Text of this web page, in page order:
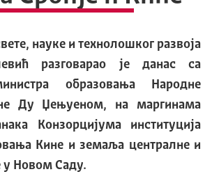
науке и технолошког развоја
разговарао је данас са
образовања Народне
Ду Џењуеном, на маргинама
Конзорцијума институција
Кине и земаља централне и
у Новом Саду.